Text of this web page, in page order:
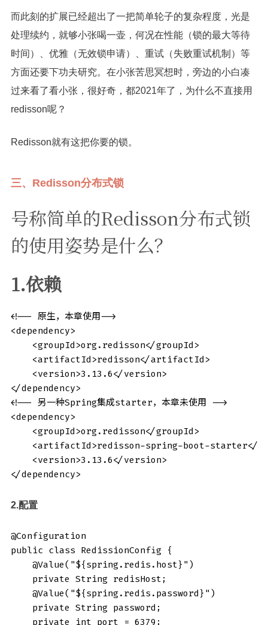
而此刻的扩展已经超出了一把简单轮子的复杂程度，光是
处理续约，就够小张喝一壶，何况在性能（锁的最大等待
时间）、优雅（无效锁申请）、重试（失败重试机制）等
方面还要下功夫研究。在小张苦思冥想时，旁边的小白凑
过来看了看小张，很好奇，都2021年了，为什么不直接用
redisson呢？
Redisson就有这把你要的锁。
三、Redisson分布式锁
号称简单的Redisson分布式锁
的使用姿势是什么？
1.依赖
<!-- 原生，本章使用-->
<dependency>
    <groupId>org.redisson</groupId>
    <artifactId>redisson</artifactId>
    <version>3.13.6</version>
</dependency>
<!-- 另一种Spring集成starter，本章未使用 -->
<dependency>
    <groupId>org.redisson</groupId>
<artifactId>redisson-spring-boot-starter</
    <version>3.13.6</version>
</dependency>
2.配置
@Configuration
public class RedissionConfig {
    @Value("${spring.redis.host}")
    private String redisHost;
    @Value("${spring.redis.password}")
    private String password;
    private int port = 6379;